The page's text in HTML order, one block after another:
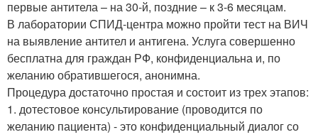
первые антитела – на 30-й, поздние – к 3-6 месяцам.
В лаборатории СПИД-центра можно пройти тест на ВИЧ
на выявление антител и антигена. Услуга совершенно
бесплатна для граждан РФ, конфиденциальна и, по
желанию обратившегося, анонимна.
Процедура достаточно простая и состоит из трех этапов:
1. дотестовое консультирование (проводится по
желанию пациента) - это конфиденциальный диалог со